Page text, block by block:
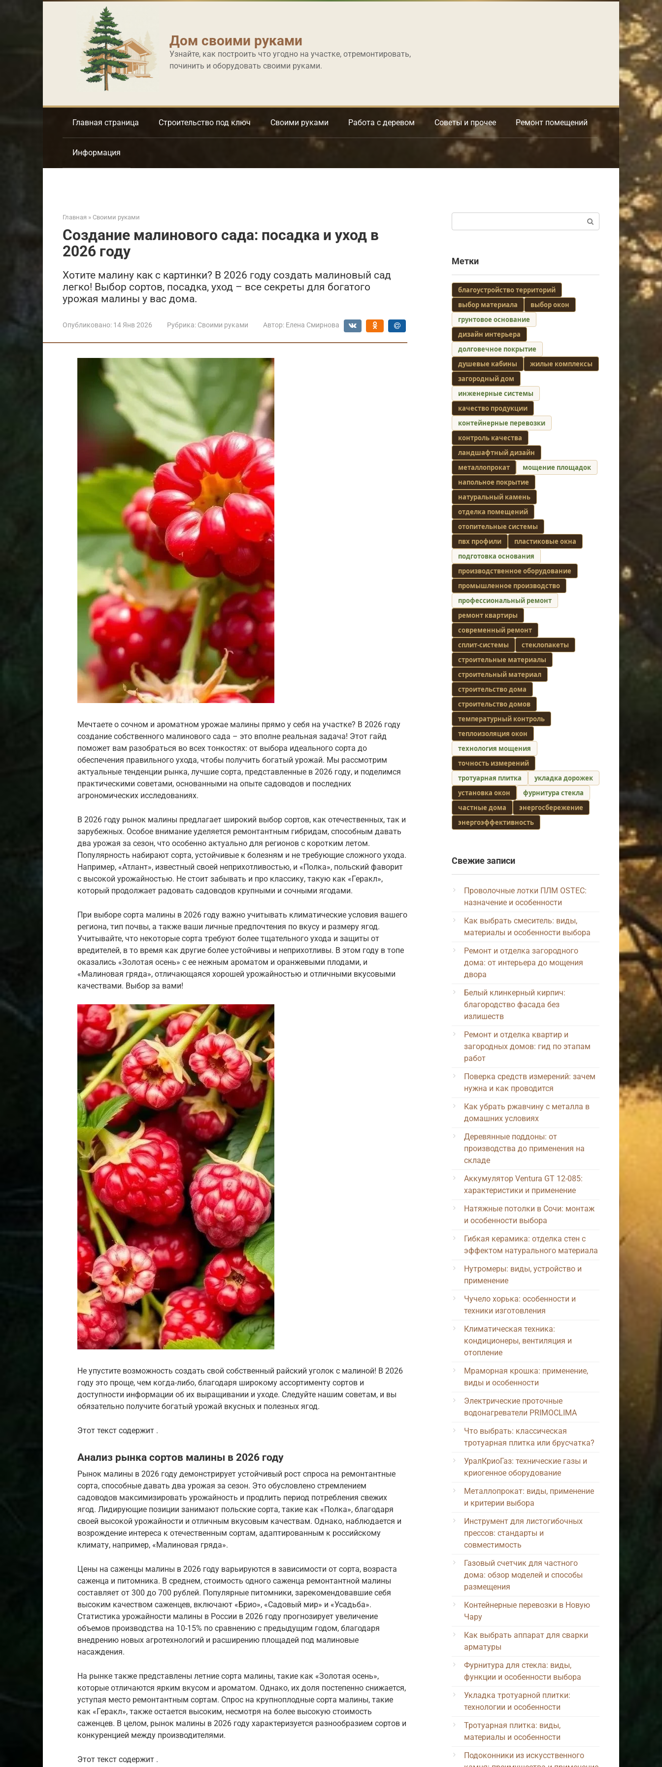
Дом своими руками
Узнайте, как построить что угодно на участке, отремонтировать,
починить и оборудовать своими руками.
Главная страница Строительство под ключ Своими руками Работа с деревом Советы и прочее Ремонт помещений
Информация
Главная » Своими руками
Создание малинового сада: посадка и уход в
2026 году
Хотите малину как с картинки? В 2026 году создать малиновый сад
легко! Выбор сортов, посадка, уход – все секреты для богатого
урожая малины у вас дома.
Опубликовано: 14 Янв 2026 Рубрика: Своими руками Автор: Елена Смирнова
Мечтаете о сочном и ароматном урожае малины прямо у себя на участке? В 2026 году
создание собственного малинового сада – это вполне реальная задача! Этот гайд
поможет вам разобраться во всех тонкостях: от выбора идеального сорта до
обеспечения правильного ухода, чтобы получить богатый урожай. Мы рассмотрим
актуальные тенденции рынка, лучшие сорта, представленные в 2026 году, и поделимся
практическими советами, основанными на опыте садоводов и последних
агрономических исследованиях.
В 2026 году рынок малины предлагает широкий выбор сортов, как отечественных, так и
зарубежных. Особое внимание уделяется ремонтантным гибридам, способным давать
два урожая за сезон, что особенно актуально для регионов с коротким летом.
Популярность набирают сорта, устойчивые к болезням и не требующие сложного ухода.
Например, «Атлант», известный своей неприхотливостью, и «Полка», польский фаворит
с высокой урожайностью. Не стоит забывать и про классику, такую как «Геракл»,
который продолжает радовать садоводов крупными и сочными ягодами.
При выборе сорта малины в 2026 году важно учитывать климатические условия вашего
региона, тип почвы, а также ваши личные предпочтения по вкусу и размеру ягод.
Учитывайте, что некоторые сорта требуют более тщательного ухода и защиты от
вредителей, в то время как другие более устойчивы и неприхотливы. В этом году в топе
оказались «Золотая осень» с ее нежным ароматом и оранжевыми плодами, и
«Малиновая гряда», отличающаяся хорошей урожайностью и отличными вкусовыми
качествами. Выбор за вами!
Не упустите возможность создать свой собственный райский уголок с малиной! В 2026
году это проще, чем когда-либо, благодаря широкому ассортименту сортов и
доступности информации об их выращивании и уходе. Следуйте нашим советам, и вы
обязательно получите богатый урожай вкусных и полезных ягод.
Этот текст содержит .
Анализ рынка сортов малины в 2026 году
Рынок малины в 2026 году демонстрирует устойчивый рост спроса на ремонтантные
сорта, способные давать два урожая за сезон. Это обусловлено стремлением
садоводов максимизировать урожайность и продлить период потребления свежих
ягод. Лидирующие позиции занимают польские сорта, такие как «Полка», благодаря
своей высокой урожайности и отличным вкусовым качествам. Однако, наблюдается и
возрождение интереса к отечественным сортам, адаптированным к российскому
климату, например, «Малиновая гряда».
Цены на саженцы малины в 2026 году варьируются в зависимости от сорта, возраста
саженца и питомника. В среднем, стоимость одного саженца ремонтантной малины
составляет от 300 до 700 рублей. Популярные питомники, зарекомендовавшие себя
высоким качеством саженцев, включают «Брио», «Садовый мир» и «Усадьба».
Статистика урожайности малины в России в 2026 году прогнозирует увеличение
объемов производства на 10-15% по сравнению с предыдущим годом, благодаря
внедрению новых агротехнологий и расширению площадей под малиновые
насаждения.
На рынке также представлены летние сорта малины, такие как «Золотая осень»,
которые отличаются ярким вкусом и ароматом. Однако, их доля постепенно снижается,
уступая место ремонтантным сортам. Спрос на крупноплодные сорта малины, такие
как «Геракл», также остается высоким, несмотря на более высокую стоимость
саженцев. В целом, рынок малины в 2026 году характеризуется разнообразием сортов и
конкуренцией между производителями.
Этот текст содержит .
Метки
благоустройство территорий
выбор материала
выбор окон
грунтовое основание
дизайн интерьера
долговечное покрытие
душевые кабины
жилые комплексы
загородный дом
инженерные системы
качество продукции
контейнерные перевозки
контроль качества
ландшафтный дизайн
металлопрокат
мощение площадок
напольное покрытие
натуральный камень
отделка помещений
отопительные системы
пвх профили
пластиковые окна
подготовка основания
производственное оборудование
промышленное производство
профессиональный ремонт
ремонт квартиры
современный ремонт
сплит-системы
стеклопакеты
строительные материалы
строительный материал
строительство дома
строительство домов
температурный контроль
теплоизоляция окон
технология мощения
точность измерений
тротуарная плитка
укладка дорожек
установка окон
фурнитура стекла
частные дома
энергосбережение
энергоэффективность
Свежие записи
Проволочные лотки ПЛМ OSTEC:
назначение и особенности
Как выбрать смеситель: виды,
материалы и особенности выбора
Ремонт и отделка загородного
дома: от интерьера до мощения
двора
Белый клинкерный кирпич:
благородство фасада без
излишеств
Ремонт и отделка квартир и
загородных домов: гид по этапам
работ
Поверка средств измерений: зачем
нужна и как проводится
Как убрать ржавчину с металла в
домашних условиях
Деревянные поддоны: от
производства до применения на
складе
Аккумулятор Ventura GT 12-085:
характеристики и применение
Натяжные потолки в Сочи: монтаж
и особенности выбора
Гибкая керамика: отделка стен с
эффектом натурального материала
Нутромеры: виды, устройство и
применение
Чучело хорька: особенности и
техники изготовления
Климатическая техника:
кондиционеры, вентиляция и
отопление
Мраморная крошка: применение,
виды и особенности
Электрические проточные
водонагреватели PRIMOCLIMA
Что выбрать: классическая
тротуарная плитка или брусчатка?
УралКриоГаз: технические газы и
криогенное оборудование
Металлопрокат: виды, применение
и критерии выбора
Инструмент для листогибочных
прессов: стандарты и
совместимость
Газовый счетчик для частного
дома: обзор моделей и способы
размещения
Контейнерные перевозки в Новую
Чару
Как выбрать аппарат для сварки
арматуры
Фурнитура для стекла: виды,
функции и особенности выбора
Укладка тротуарной плитки:
технологии и особенности
Тротуарная плитка: виды,
материалы и особенности
Подоконники из искусственного